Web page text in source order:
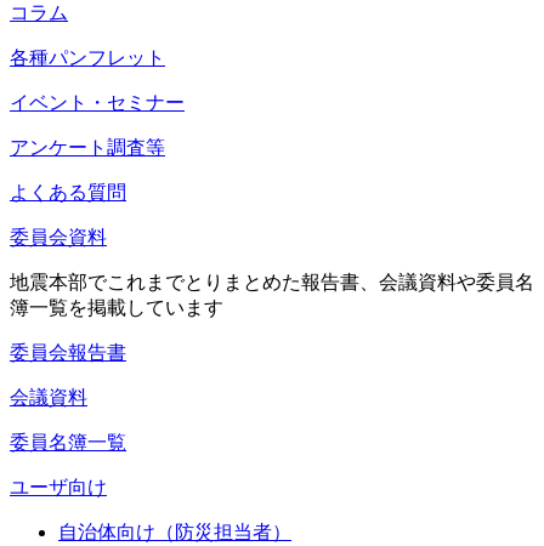
コラム
各種パンフレット
イベント・セミナー
アンケート調査等
よくある質問
委員会資料
地震本部でこれまでとりまとめた報告書、会議資料や委員名
簿一覧を掲載しています
委員会報告書
会議資料
委員名簿一覧
ユーザ向け
自治体向け（防災担当者）